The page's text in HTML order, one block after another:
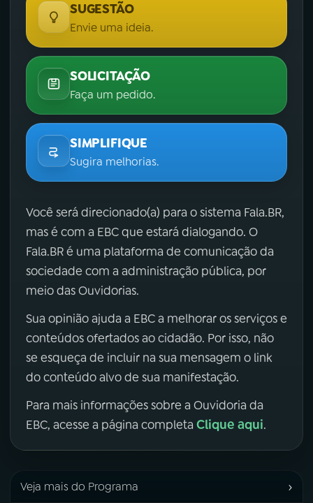
SUGESTÃO
Envie uma ideia.
SOLICITAÇÃO
Faça um pedido.
SIMPLIFIQUE
Sugira melhorias.
Você será direcionado(a) para o sistema Fala.BR,
mas é com a EBC que estará dialogando. O
Fala.BR é uma plataforma de comunicação da
sociedade com a administração pública, por
meio das Ouvidorias.
Sua opinião ajuda a EBC a melhorar os serviços e
conteúdos ofertados ao cidadão. Por isso, não
se esqueça de incluir na sua mensagem o link
do conteúdo alvo de sua manifestação.
Para mais informações sobre a Ouvidoria da
EBC, acesse a página completa Clique aqui.
Veja mais do Programa ›